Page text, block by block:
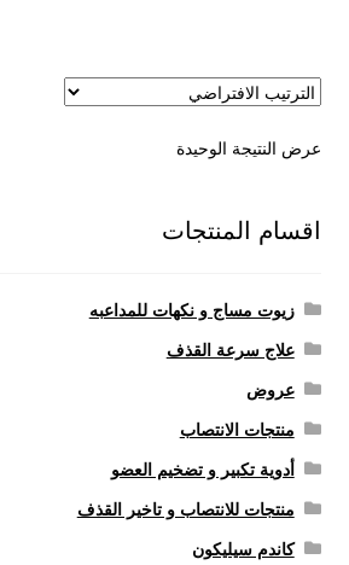
علاج سرعة القذف
كاندم سيليكون
لانجيري مثير
منتجات خاصة بالزوج
منتجات خاصة بالزوجة
منتجات لاثارة الزوجه
منتجات للانتصاب و تاخير القذف
عرض النتيجة الوحيدة
اقسام المنتجات
زيوت مساج و نكهات للمداعبه
علاج سرعة القذف
عروض
منتجات الانتصاب
أدوية تكبير و تضخيم العضو
منتجات للانتصاب و تاخير القذف
كاندم سيليكون